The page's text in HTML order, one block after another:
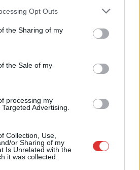
app uses one or more Google
usage behaviour. You may click to
Google and its third-party tags to
specified purposes in below Google
Opt Outs
the Sharing of my
the Sale of my
processing my
Advertising.
Collection, Use,
or Sharing of my
Is Unrelated with the
it was collected.
látogatott Orbán Viktor, a
Borsodban folytatja a
miniszterelnök. A
szerencsi
látogatás során a
kisgyermekek döntő
sem volt arról „ki ez a bácsi”.